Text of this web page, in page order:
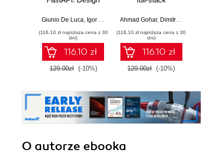
AI-enabled
Python
Giunio De Luca, Igor Benav
(116,10 zł najniższa cena z 30
dni)
116.10 zł
129.00zł (-10%)
Java, Spring,
TypeScript -
Second Edition
Ahmad Gohar, Dimitrios Kyriakakis
(116,10 zł najniższa cena z 30
dni)
116.10 zł
129.00zł (-10%)
O autorze ebooka